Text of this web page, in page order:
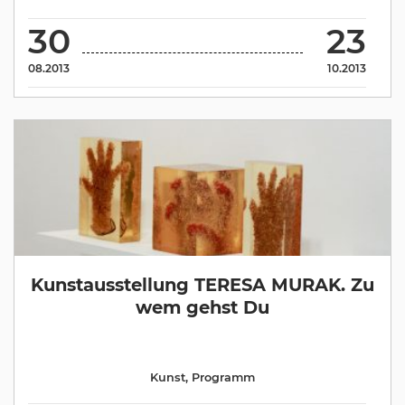
30
08.2013
23
10.2013
Kunstausstellung TERESA MURAK. Zu
wem gehst Du
Kunst, Programm